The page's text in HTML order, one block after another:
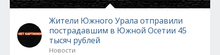
Жители Южного Урала отправили
пострадавшим в Южной Осетии 45
тысяч рублей
Новости